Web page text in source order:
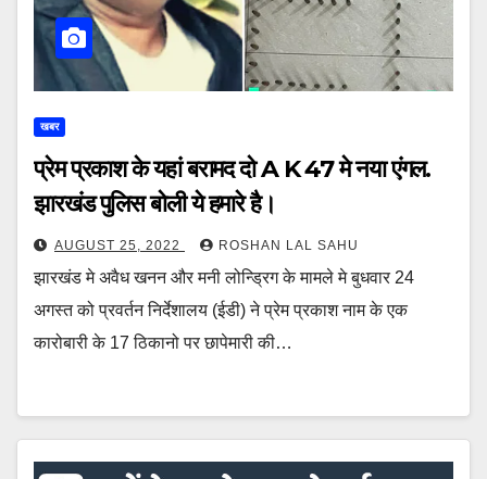
खबर
प्रेम प्रकाश के यहां बरामद दो A K 47 मे नया एंगल.
झारखंड पुलिस बोली ये हमारे है।
AUGUST 25, 2022 ROSHAN LAL SAHU
झारखंड मे अवैध खनन और मनी लोन्ड्रिग के मामले मे बुधवार 24
अगस्त को प्रवर्तन निर्देशालय (ईडी) ने प्रेम प्रकाश नाम के एक
कारोबारी के 17 ठिकानो पर छापेमारी की…